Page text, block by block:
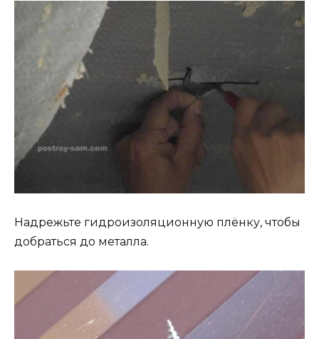
Надрежьте гидроизоляционную плёнку, чтобы
добраться до металла.